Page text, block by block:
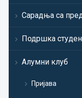
Сарадња са
Подршка
Алумни клуб
Пријава